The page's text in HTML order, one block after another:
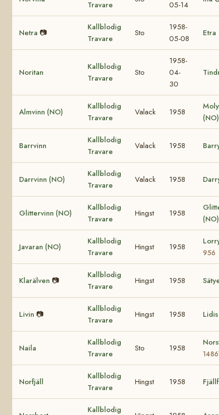
Travare
05-14
Netra 📷
Kallblodig
Travare
Sto
1958-
05-08
Etra
Noritan
Kallblodig
Travare
Sto
1958-
04-
30
Almvinn (NO)
Kallblodig
Travare
Valack 1958
(NO)
Barrvinn
Kallblodig
Travare
Valack 1958
Darrvinn (NO)
Kallblodig
Travare
Valack 1958
Glittervinn (NO)
Kallblodig
Travare
Hingst 1958
(NO)
Javaran (NO)
Kallblodig
Travare
Hingst 1958
956
Klarälven 📷
Kallblodig
Travare
Hingst 1958
Livin 📷
Kallblodig
Travare
Hingst 1958
Naila
Kallblodig
Travare
Sto 1958
Norfjäll
Kallblodig
Travare
Hingst 1958
Kallblodig